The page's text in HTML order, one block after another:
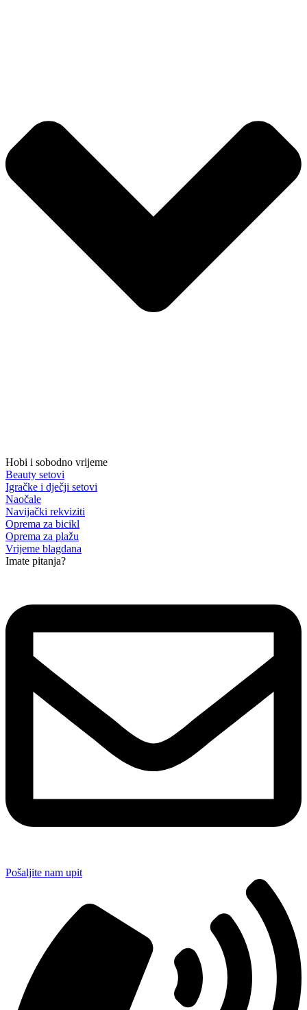
Hobi i sobodno vrijeme
Beauty setovi
Igračke i dječji setovi
Naočale
Navijački rekviziti
Oprema za bicikl
Oprema za plažu
Vrijeme blagdana
Imate pitanja?
Pošaljite nam upit